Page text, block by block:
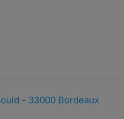
- 33000 Bordeaux